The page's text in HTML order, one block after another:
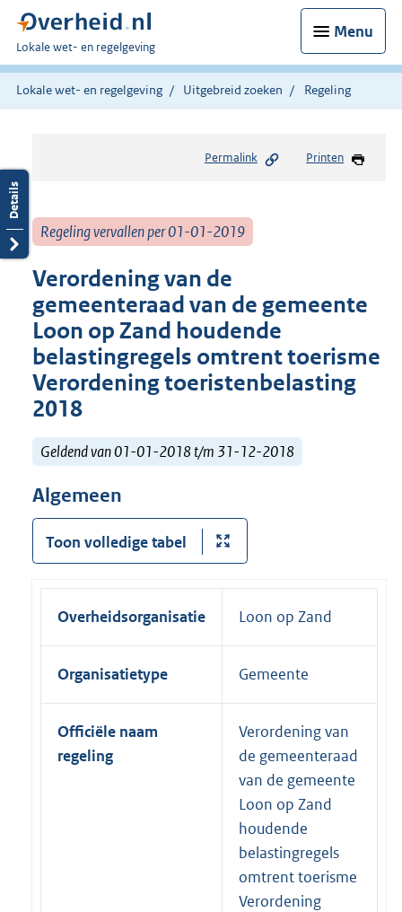
Menu
U
bent
hier:
Lokale wet- en regelgeving
Lokale wet- en regelgeving Uitgebreid zoeken Regeling
Permalink Printen
Regeling vervallen per 01-01-2019
Verordening van de
gemeenteraad van de gemeente
Loon op Zand houdende
belastingregels omtrent toerisme
Verordening toeristenbelasting
2018
Geldend van 01-01-2018 t/m 31-12-2018
Algemeen
Toon volledige tabel
Overheidsorganisatie Loon op Zand
Organisatietype Gemeente
Officiële naam
regeling
Verordening van
de gemeenteraad
van de gemeente
Loon op Zand
houdende
belastingregels
omtrent toerisme
Verordening